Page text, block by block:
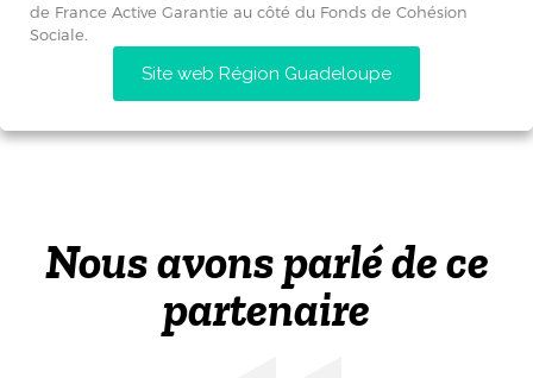
de France Active Garantie au côté du Fonds de Cohésion
Sociale.
Site web Région Guadeloupe
Nous avons parlé de ce
partenaire